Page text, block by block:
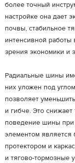
более точный
настройке она дает
почвы, стабильное
интенсивной
зрения экономики и
Радиальные шины
них уложен под
позволяет
и гибче. Это
поведение шины
элементом
протектором и
и тягово-тормозные